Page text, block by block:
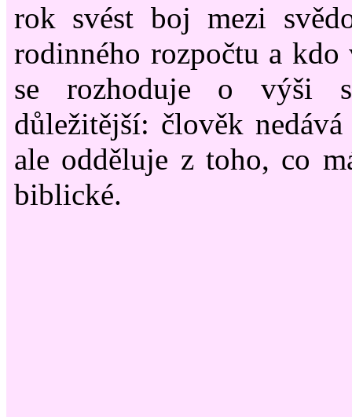
rok svést boj mezi
rodinného rozpočtu a
se rozhoduje o výši
důležitější: člověk
ale odděluje z toho, co
biblické.